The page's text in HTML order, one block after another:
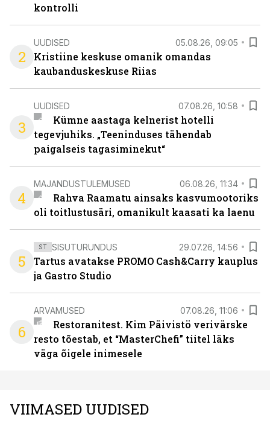
kontrolli
2
UUDISED 05.08.26, 09:05
Kristiine keskuse omanik omandas
kaubanduskeskuse Riias
3
UUDISED 07.08.26, 10:58
Kümne aastaga kelnerist hotelli
tegevjuhiks. „Teeninduses tähendab
paigalseis tagasiminekut“
4
MAJANDUSTULEMUSED 06.08.26, 11:34
Rahva Raamatu ainsaks kasvumootoriks
oli toitlustusäri, omanikult kaasati ka laenu
5
ST SISUTURUNDUS 29.07.26, 14:56
Tartus avatakse PROMO Cash&Carry kauplus
ja Gastro Studio
6
ARVAMUSED 07.08.26, 11:06
Restoranitest. Kim Päivistö verivärske
resto tõestab, et “MasterChefi” tiitel läks
väga õigele inimesele
VIIMASED UUDISED